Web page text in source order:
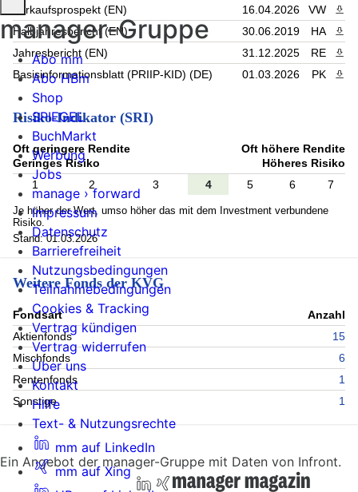
Verkaufsprospekt (EN) 16.04.2026 VW
Halbjahresbericht (EN)
30.06.2019 HA
Jahresbericht (EN)
31.12.2025 RE
Basisinformationsblatt (PRIIP-KID) (DE)
01.03.2026 PK
Risiko-Indikator (SRI)
Oft geringere Rendite
Geringes Risiko
Oft höhere Rendite
Höheres Risiko
1
2 3 4 5 6 7
Je höher der Wert, umso höher das mit dem Investment verbundene
Risiko.
Stand: 01.03.2026
Weitere Fonds der KVG
Fondsart
Anzahl
Aktienfonds
15
Mischfonds
6
Rentenfonds
1
Sonstige
1
Ein Angebot der manager-Gruppe mit Daten von Infront.
manager-Gruppe
Abo mm
Abo HBm
Shop
SPIEGEL
BuchMarkt
Werbung
Jobs
manage › forward
Impressum
Datenschutz
Barrierefreiheit
Nutzungsbedingungen
Teilnahmebedingungen
Cookies & Tracking
Vertrag kündigen
Vertrag widerrufen
Über uns
Kontakt
Hilfe
Text- & Nutzungsrechte
mm auf LinkedIn
mm auf Xing